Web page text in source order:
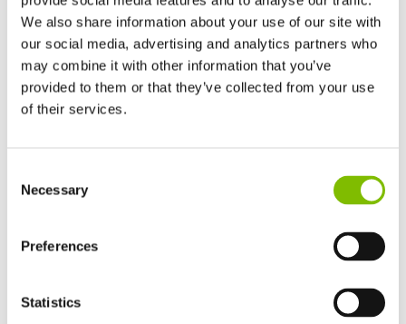
We also share information about your use of our site with
our social media, advertising and analytics partners who
may combine it with other information that you’ve
provided to them or that they’ve collected from your use
of their services.
Selection
Necessary
Preferences
Statistics
duurzaamheid en geavanceerde technologie. De HR15
H E , de waterstof-elektrische hoogwerker van het bedrijf,
won onlangs de prijs voor Product van het Jaar bij de
International Awards for Powered Access
(IAPAs),
Roger Bowden, voorzitter en oprichter van Niftylift,
"Als fabrikant gevestigd in het Verenigd Koninkrijk, zijn
innovatie die we wereldwijd hebben opgebouwd.
Verenigde Staten
Frankrijk
Deutsch